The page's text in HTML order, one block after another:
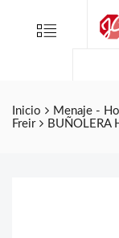
Menu
Inicio Menaje -
Freir
BUÑOLERA
Folletos
Contacto